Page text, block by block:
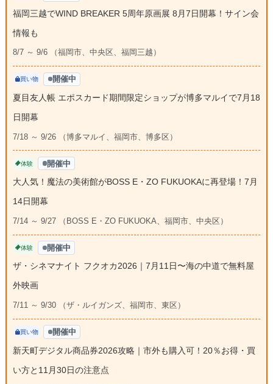
福岡三越でWIND BREAKER 5周年原画展 8月7日開幕！サイン会
情報も
8/7 ～ 9/6 （福岡市、中央区、福岡三越）
買い物 開催中
夏目友人帳 エポスカード期間限定ショップが博多マルイで7月18
日開幕
7/18 ～ 9/26 （博多マルイ、福岡市、博多区）
体験 開催中
大人気！魔法の美術館がBOSS E・ZO FUKUOKAに再登場！7月
14日開幕
7/14 ～ 9/27 （BOSS E・ZO FUKUOKA、福岡市、中央区）
体験 開催中
ザ・シネマナイト フクオカ2026｜7月11日〜海の中道で無料屋
外映画
7/11 ～ 9/30 （ザ・ルイガンズ、福岡市、東区）
買い物 開催中
新天町デジタル商品券2026攻略｜市外も購入可！20％お得・買
い方と11月30日の注意点